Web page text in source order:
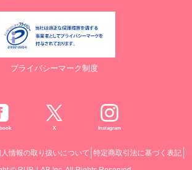
プライバシーマーク制度
X Instagram
情報の取り扱いについて 特定商取引法に基づく表記